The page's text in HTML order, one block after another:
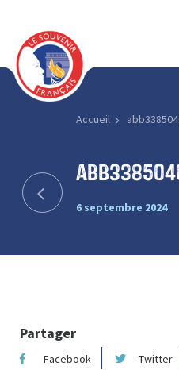
Accueil
6 septembre 2024
Partager
Facebook Twitter